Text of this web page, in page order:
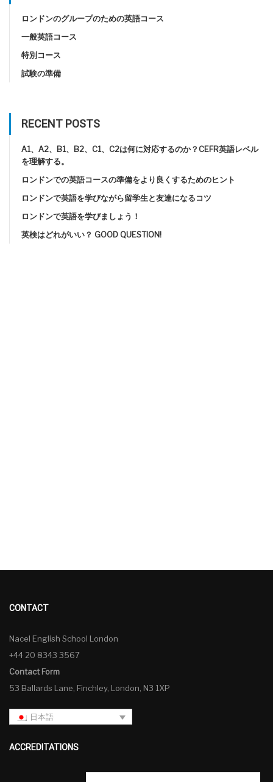
ロンドンのグループのための英語コース
一般英語コース
特別コース
試験の準備
RECENT POSTS
A1、A2、B1、B2、C1、C2は何に対応するのか？CEFR英語レベル
を理解する。
ロンドンでの英語コースの準備をより良くするためのヒント
ロンドンで英語を学びながら留学生と友達になるコツ
ロンドンで英語を学びましょう！
英検はどれがいい？ GOOD QUESTION!
CONTACT
Nacel English School London
+44 20 8343 3567
Contact Form
53 Ballards Lane, Finchley, London, N3 1XP
日本語
ACCREDITATIONS